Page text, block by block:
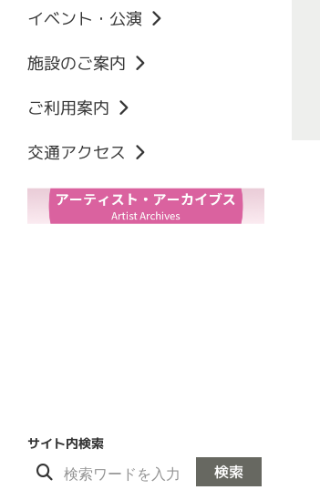
イベント・公演
施設のご案内
ご利用案内
交通アクセス
サイト内検索
検索
イベント
催し
2026年9月
2026年10月
2026年11月
サルビアホール
会議棟
レストラン
利用の申し込み
施設利用料金
施設の空き状況
車椅子でご来館のお客様へ
資料ダウンロード